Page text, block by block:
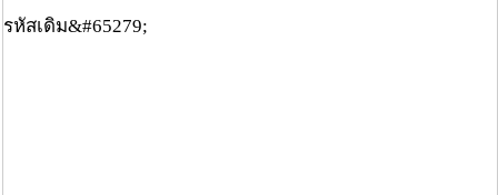
รหัสเดิม&#65279;